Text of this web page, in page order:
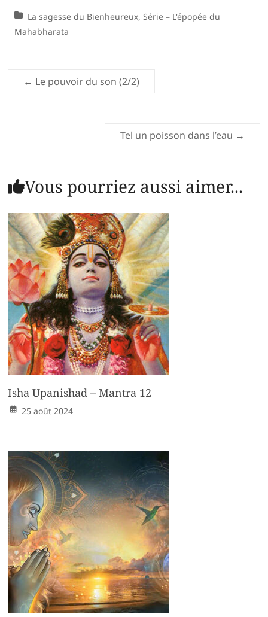
La sagesse du Bienheureux,Série – L'épopée du
Mahabharata
← Le pouvoir du son (2/2)
Tel un poisson dans l’eau →
Vous pourriez aussi aimer...
Isha Upanishad – Mantra 12
25 août 2024